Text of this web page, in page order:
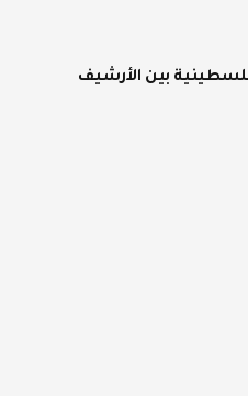
بين الأرشيف